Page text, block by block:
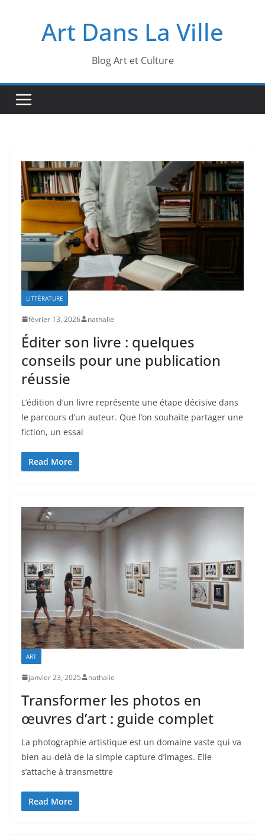
Art Dans La Ville
Blog Art et Culture
LITTÉRATURE
février 13, 2026 nathalie
Éditer son livre : quelques
conseils pour une publication
réussie
L’édition d’un livre représente une étape décisive dans
le parcours d’un auteur. Que l’on souhaite partager une
fiction, un essai
Read More
ART
janvier 23, 2025 nathalie
Transformer les photos en
œuvres d’art : guide complet
La photographie artistique est un domaine vaste qui va
bien au-delà de la simple capture d’images. Elle
s’attache à transmettre
Read More